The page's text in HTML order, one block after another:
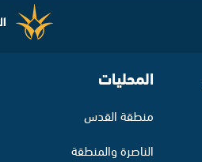
المحليات
منطقة القدس
الناصرة والمنطقة